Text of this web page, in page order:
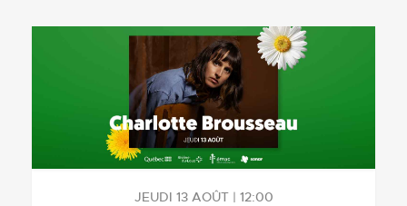
JEUDI 13 AOÛT | 12:00